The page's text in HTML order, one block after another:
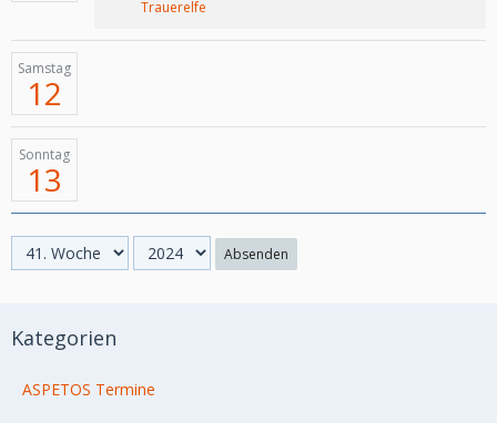
Trauerelfe
Samstag
12
Sonntag
13
Absenden
Kategorien
ASPETOS Termine